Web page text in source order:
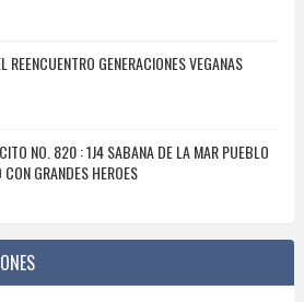
REENCUENTRO GENERACIONES VEGANAS
NO. 820 : 1J4 SABANA DE LA MAR PUEBLO
GRANDES HEROES